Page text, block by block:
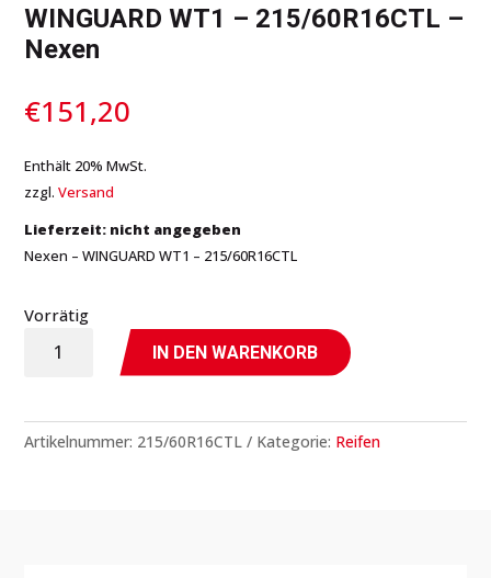
WINGUARD WT1 – 215/60R16CTL –
Nexen
€151,20
Enthält 20% MwSt.
zzgl.Versand
Lieferzeit: nicht angegeben
Nexen – WINGUARD WT1 – 215/60R16CTL
Vorrätig
WINGUARD
WT1
215/60R16CTL
-
IN DEN WARENKORB
Artikelnummer: 215/60R16CTL Kategorie: Reifen